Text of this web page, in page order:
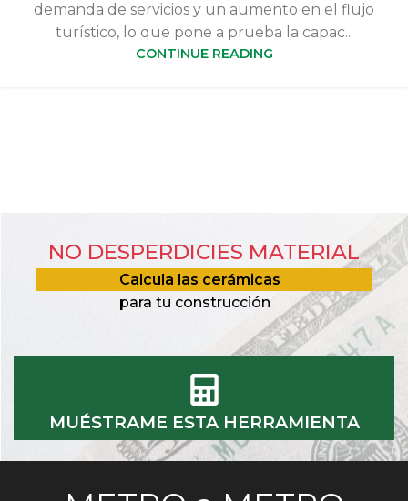
demanda de servicios y un aumento en el flujo
turístico, lo que pone a prueba la capac...
CONTINUE READING
NO DESPERDICIES MATERIAL
Calcula las cerámicas
para tu construcción
MUÉSTRAME ESTA HERRAMIENTA